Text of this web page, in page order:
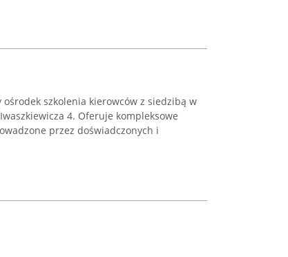
ośrodek szkolenia kierowców z siedzibą w
4. Oferuje kompleksowe
przez doświadczonych i